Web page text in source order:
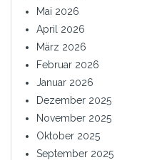
Mai 2026
April 2026
März 2026
Februar 2026
Januar 2026
Dezember 2025
November 2025
Oktober 2025
September 2025